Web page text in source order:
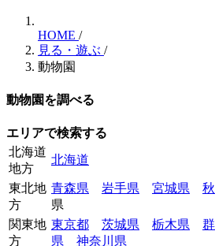
HOME /
見る・遊ぶ /
動物園
動物園を調べる
エリアで検索する
北海道
地方
北海道
東北地
方
青森県 岩手県 宮城県
県
関東地
方
東京都 茨城県 栃木県
県
神奈川県